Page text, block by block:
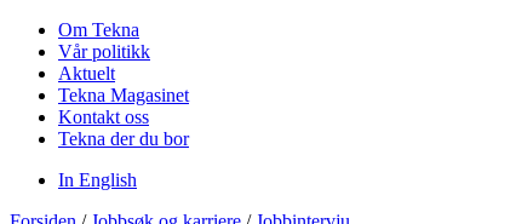
Om Tekna
Vår politikk
Aktuelt
Tekna Magasinet
Kontakt oss
Tekna der du bor
In English